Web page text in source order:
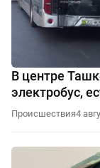
В центре
электробус,
Происшествия4